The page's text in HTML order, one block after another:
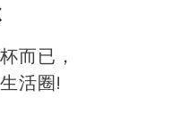
而已，
活圈!